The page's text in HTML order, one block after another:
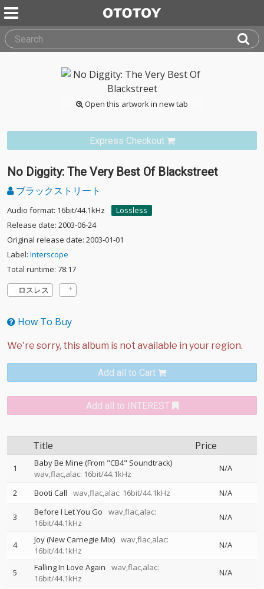
Open this artwork in new tab
Express Checkout
No Diggity: The Very Best Of Blackstreet
ブラックストリート
Audio format: 16bit/44.1kHz
Lossless
Release date: 2003-06-24
Original release date: 2003-01-01
Label: Interscope
Total runtime: 78:17
ロスレス
How To Buy
Add all to Cart
Add all to INTEREST
Title Price
1
Baby Be Mine (From "CB4" Soundtrack)
wav,flac,alac: 16bit/44.1kHz
N/A
2 Booti Call wav,flac,alac: 16bit/44.1kHz N/A
3 Before I Let You Go
wav,flac,alac:
16bit/44.1kHz
N/A
4 Joy (New Carnegie Mix) wav,flac,alac:
16bit/44.1kHz
N/A
5 Falling In Love Again
wav,flac,alac:
16bit/44.1kHz
N/A